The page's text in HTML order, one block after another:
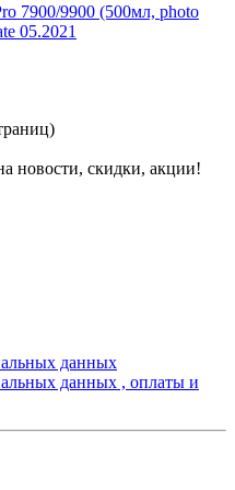
7900/9900 (500мл, photo
05.2021
новости, скидки, акции!
данных
данных , оплаты и